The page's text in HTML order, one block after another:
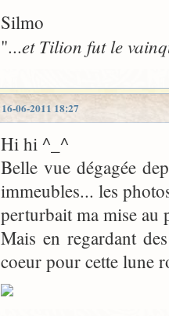
Silmo
"...et Tilion fut le
16-06-2011 18:27
Hi hi ^_^
Belle vue dégagée
immeubles... les
perturbait ma mise au
Mais en regardant
coeur pour cette lune